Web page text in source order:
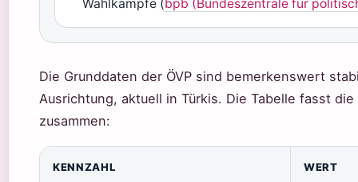
Wahlkämpfe (bpb (Bundeszentrale für
Die Grunddaten der ÖVP sind bemerkenswert
Ausrichtung, aktuell in Türkis. Die Tabelle fasst
zusammen:
KENNZAHL WERT